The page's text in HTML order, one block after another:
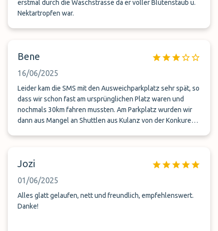
erstmal durch die Waschstrasse da er voller Blütenstaub u.
Nektartropfen war.
Bene
16/06/2025
Leider kam die SMS mit den Ausweichparkplatz sehr spät, so
dass wir schon fast am ursprünglichen Platz waren und
nochmals 30km fahren mussten. Am Parkplatz wurden wir
dann aus Mangel an Shuttlen aus Kulanz von der Konkurenz
dafür sehr nett und auch auf dem Parkplatz waren alle
Professionalität zur Freundlichkeit passen würde, wäre hier
alles 1a. Da geht noch was. Auto war unbeschädigt und
wurde gut geparkt, aber auf Kies. Bei Regen schlecht. Daher
Jozi
01/06/2025
Alles glatt gelaufen, nett und freundlich, empfehlenswert.
Danke!